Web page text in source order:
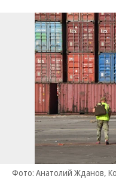
Фото: Анатолий Жданов,